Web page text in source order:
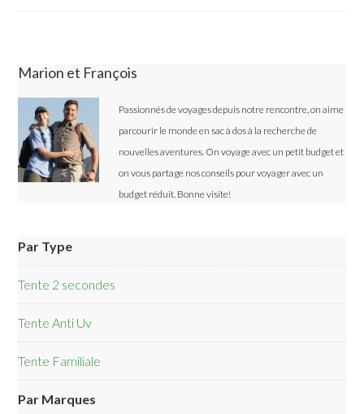
Marion et François
Passionnés de voyages depuis notre rencontre, on aime
parcourir le monde en sac à dos à la recherche de
nouvelles aventures. On voyage avec un petit budget et
on vous partage nos conseils pour voyager avec un
budget réduit. Bonne visite!
Par Type
Tente 2 secondes
Tente Anti Uv
Tente Familiale
Par Marques